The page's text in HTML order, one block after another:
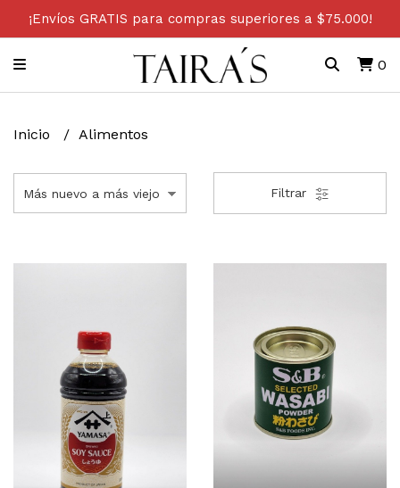
¡Envíos GRATIS para compras superiores a $75.000!
0
Inicio Alimentos
Filtrar